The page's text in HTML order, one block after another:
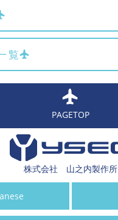
覧
PAGETOP
株式会社 山之内製作所